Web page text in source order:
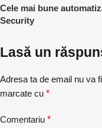
Cele mai bune
Security
Lasă un
Adresa ta de email nu va
marcate cu *
Comentariu *